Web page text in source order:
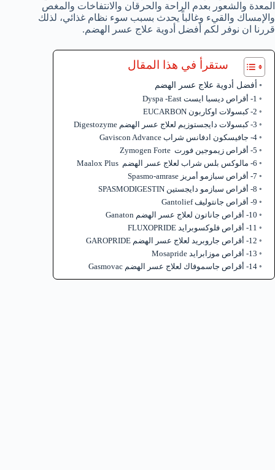
المعدة والشعور بعدم الراحة والحرقان والانتفاخات والمغص
والإمساك والقيء وغالباً يحدث بسبب سوء نظام غذائي، لذلك
قررنا ان نوفر لكم أفضل أدوية علاج عسر الهضم.
ستقرأ في هذا المقال
أفضل أدوية علاج عسر الهضم
1- أقراص ديسبا ايست Dyspa -East
2- كبسولات اوكاربون EUCARBON
3- كبسولات دايجستوزيم لعلاج عسر الهضم Digestozyme
4- جافيسكون ادفانس شراب Gaviscon Advance
5- أقراص زيموجين فورت Zymogen Forte
6- مالوكس بلس شراب لعلاج عسر الهضم Maalox Plus
7- أقراص سبازمو أمريز Spasmo-amrase
8- أقراص سبازمو دايجستين SPASMODIGESTIN
9- أقراص جانتوليف Gantolief
10- أقراص جاناتون لعلاج عسر الهضم Ganaton
11- أقراص فلوكسوبرايد FLUXOPRIDE
12- أقراص جاروبريد لعلاج عسر الهضم GAROPRIDE
13- أقراص موزابرايد Mosapride
14- أقراص جاسموفاك لعلاج عسر الهضم Gasmovac